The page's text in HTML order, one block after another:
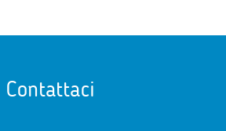
Contattaci